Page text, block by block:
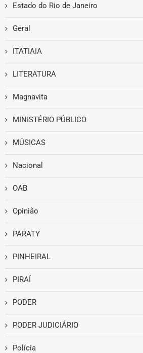
Estado do Rio de Janeiro
Geral
ITATIAIA
LITERATURA
Magnavita
MINISTÉRIO PÚBLICO
MÚSICAS
Nacional
OAB
Opinião
PARATY
PINHEIRAL
PIRAÍ
PODER
PODER JUDICIÁRIO
Polícia